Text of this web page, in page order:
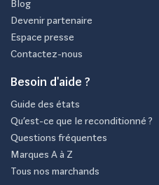
Blog
Devenir partenaire
Espace presse
Contactez-nous
Besoin d'aide ?
Guide des états
Qu’est-ce que le reconditionné ?
Questions fréquentes
Marques A à Z
Tous nos marchands